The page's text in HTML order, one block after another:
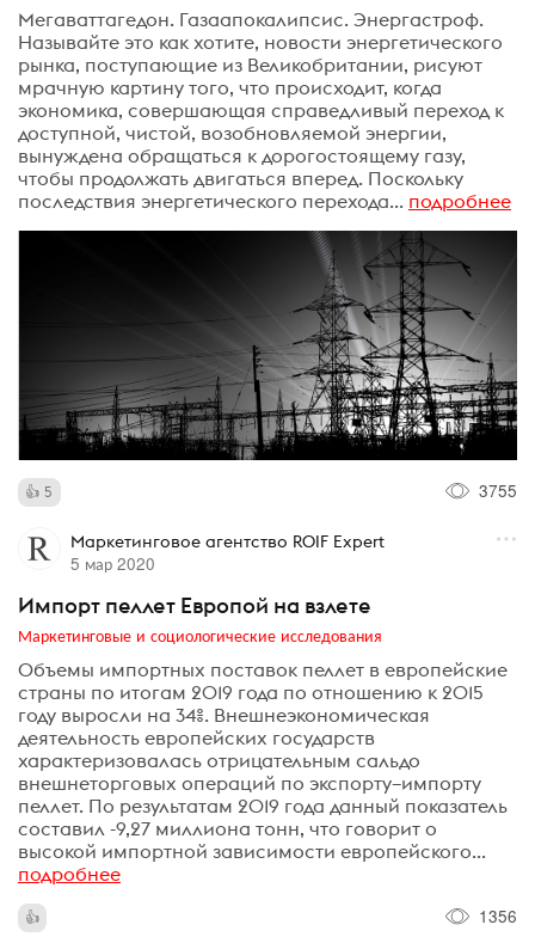
Мегаваттагедон. Газаапокалипсис. Энергастроф.
Называйте это как хотите, новости энергетического
рынка, поступающие из Великобритании, рисуют
мрачную картину того, что происходит, когда
экономика, совершающая справедливый переход к
доступной, чистой, возобновляемой энергии,
вынуждена обращаться к дорогостоящему газу,
чтобы продолжать двигаться вперед. Поскольку
последствия энергетического перехода... подробнее
5 3755
Маркетинговое агентство ROIF Expert
5 мар 2020
Импорт пеллет Европой на взлете
Маркетинговые и социологические исследования
Объемы импортных поставок пеллет в европейские
страны по итогам 2019 года по отношению к 2015
году выросли на 34%. Внешнеэкономическая
деятельность европейских государств
характеризовалась отрицательным сальдо
внешнеторговых операций по экспорту–импорту
пеллет. По результатам 2019 года данный показатель
составил -9,27 миллиона тонн, что говорит о
высокой импортной зависимости европейского...
подробнее
1356